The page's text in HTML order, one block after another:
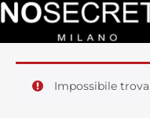
Impossibile